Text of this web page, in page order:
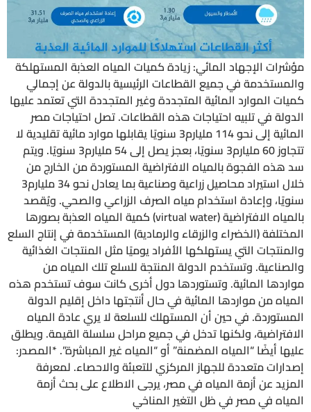
مؤشرات الإجهاد المائي: زيادة كميات المياه العذبة المستهلكة
والمستخدمة في جميع القطاعات الرئيسية بالدولة عن إجمالي
كميات الموارد المائية المتجددة وغير المتجددة التي تعتمد عليها
الدولة في تلبيه احتياجات هذه القطاعات. تصل احتياجات مصر
المائية إلى نحو 114 مليارم3 سنويًا يقابلها موارد مائية تقليدية لا
تتجاوز 60 مليارم3 سنويًا، بعجز يصل إلى 54 مليارم3 سنويًا. ويتم
سد هذه الفجوة بالمياه الافتراضية المستوردة من الخارج من
خلال استيراد محاصيل زراعية وصناعية بما يعادل نحو 34 مليارم3
سنويًا، وإعادة استخدام مياه الصرف الزراعي والصحي. ويُقصد
بالمياه الافتراضية (virtual water) كمية المياه العذبة بصورها
المختلفة (الخضراء والزرقاء والرمادية) المستخدمة في إنتاج السلع
والمنتجات التي يستهلكها الأفراد يوميًا مثل المنتجات الغذائية
والصناعية. وتستخدم الدولة المنتجة للسلع تلك المياه من
مواردها المائية. وتستوردها دول أخرى كانت سوف تستخدم هذه
المياه من مواردها المائية في حال أنتجتها داخل إقليم الدولة
المستوردة. في حين أن المستهلك للسلعة لا يري عادة المياه
الافتراضية، ولكنها تدخل في جميع مراحل سلسلة القيمة. ويطلق
عليها أيضًا “المياه المضمنة” أو “المياه غير المباشرة”. *المصدر:
إصدارات متعددة للجهاز المركزي للتعبئة والاحصاء. لمعرفة
المزيد عن أزمة المياه في مصر، يرجى الاطلاع على بحث أزمة
المياه في مصر في ظل التغير المناخي